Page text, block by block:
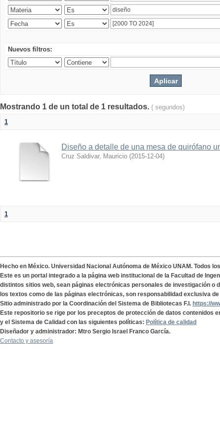
Nuevos filtros:
Mostrando 1 de un total de 1 resultados. ( segundos)
1
Diseño a detalle de una mesa de quirófano
Cruz Saldivar, Mauricio (2015-12-04)
1
Hecho en México. Universidad Nacional Autónoma de México UNAM. Todos
Este es un portal integrado a la página web institucional de la Facultad de
distintos sitios web, sean páginas electrónicas personales de investigación o
los textos como de las páginas electrónicas, son responsabilidad exclusiva
Sitio administrado por la Coordinación del Sistema de Bibliotecas F.I. https://
Este repositorio se rige por los preceptos de protección de datos contenidos
y el Sistema de Calidad con las siguientes políticas: Política de calidad
Diseñador y administrador: Mtro Sergio Israel Franco García.
Contacto y asesoría